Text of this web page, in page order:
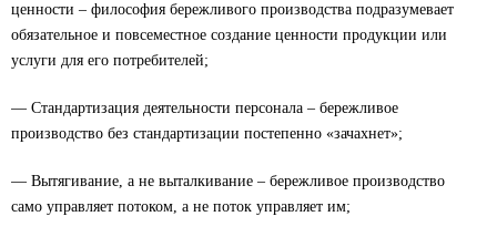
ценности – философия бережливого производства подразумевает
обязательное и повсеместное создание ценности продукции или
услуги для его потребителей;
— Стандартизация деятельности персонала – бережливое
производство без стандартизации постепенно «зачахнет»;
— Вытягивание, а не выталкивание – бережливое производство
само управляет потоком, а не поток управляет им;